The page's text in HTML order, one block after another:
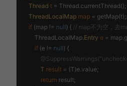
Thread t = Thread.currentThread();
ThreadLocalMap map = getMap(t);
if (map != null) { // map不为空，去
        ThreadLocalMap.
Entry e =
if (e != null) {
T result = (T)e.value;
return result;